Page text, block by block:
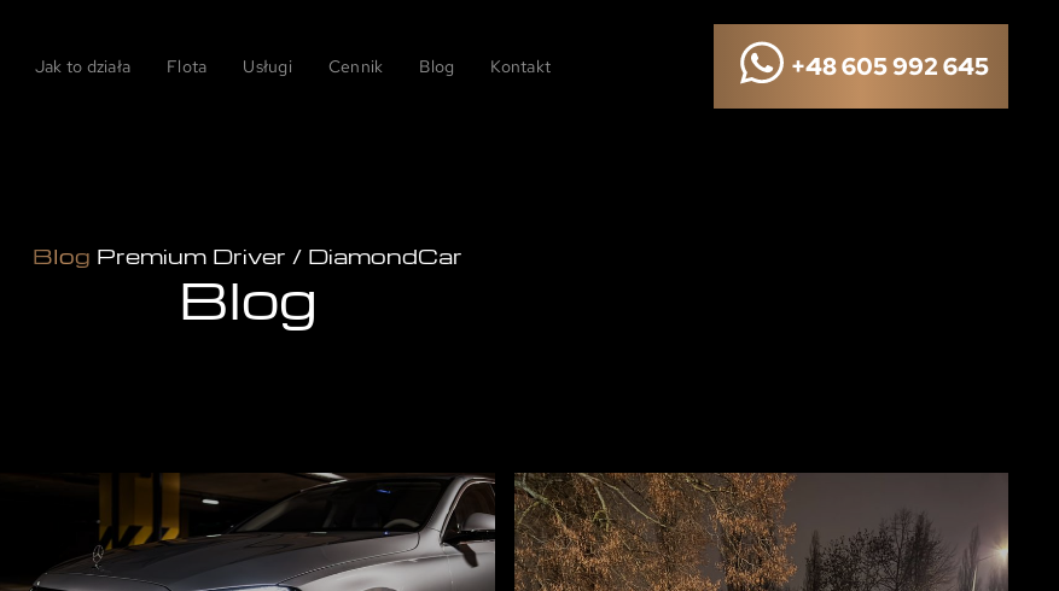
Jak to działa Flota Usługi Cennik Blog Kontakt +48 605 992 645
Blog Premium Driver / DiamondCar
Blog